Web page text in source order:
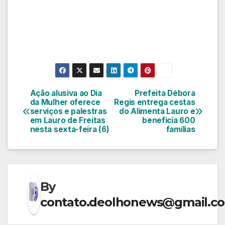
Navegação
de
Prefeita Débora
Regis entrega cestas
do Alimenta Lauro e
beneficia 600
famílias
Ação alusiva ao Dia
da Mulher oferece
serviços e palestras
em Lauro de Freitas
nesta sexta-feira (6)
By